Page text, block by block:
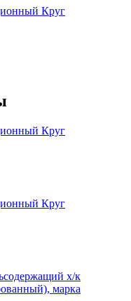
Круг
Круг
Круг
х/к
марка